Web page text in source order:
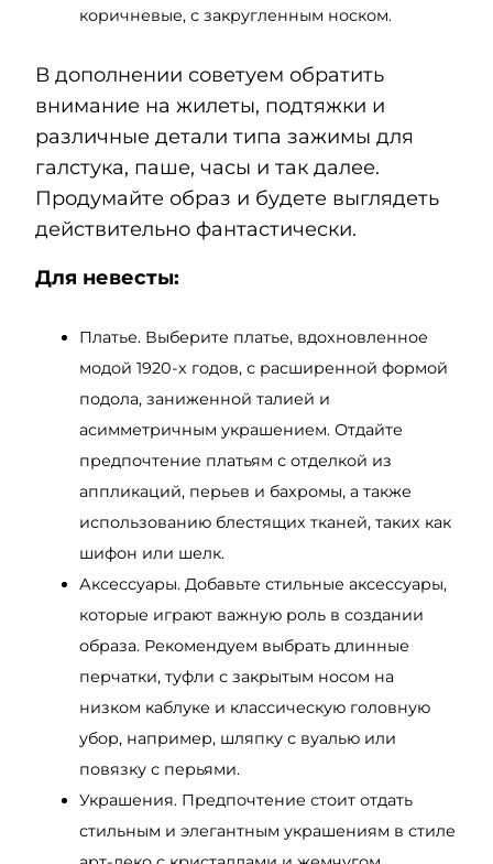
коричневые, с закругленным носком.
В дополнении советуем обратить
внимание на жилеты, подтяжки и
различные детали типа зажимы для
галстука, паше, часы и так далее.
Продумайте образ и будете выглядеть
действительно фантастически.
Для невесты:
Платье. Выберите платье, вдохновленное
модой 1920-х годов, с расширенной формой
подола, заниженной талией и
асимметричным украшением. Отдайте
предпочтение платьям с отделкой из
аппликаций, перьев и бахромы, а также
использованию блестящих тканей, таких как
шифон или шелк.
Аксессуары. Добавьте стильные аксессуары,
которые играют важную роль в создании
образа. Рекомендуем выбрать длинные
перчатки, туфли с закрытым носом на
низком каблуке и классическую головную
убор, например, шляпку с вуалью или
повязку с перьями.
Украшения. Предпочтение стоит отдать
стильным и элегантным украшениям в стиле